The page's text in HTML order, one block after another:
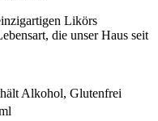
Likörs
die unser Haus seit
Alkohol, Glutenfrei